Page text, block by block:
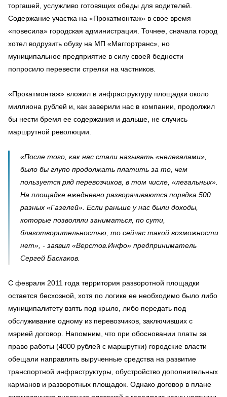
торгашей, услужливо готовящих обеды для водителей.
Содержание участка на «Прокатмонтаж» в свое время
«повесила» городская администрация. Точнее, сначала город
хотел водрузить обузу на МП «Маггортранс», но
муниципальное предприятие в силу своей бедности
попросило перевести стрелки на частников.
«Прокатмонтаж» вложил в инфраструктуру площадки около
миллиона рублей и, как заверили нас в компании, продолжил
бы нести бремя ее содержания и дальше, не случись
маршрутной революции.
«После того, как нас стали называть «нелегалами»,
было бы глупо продолжать платить за то, чем
пользуется ряд перевозчиков, в том числе, «легальных».
На площадке ежедневно разворачиваются порядка 500
разных «Газелей». Если раньше у нас были доходы,
которые позволяли заниматься, по сути,
благотворительностью, то сейчас такой возможности
нет», - заявил «Верстов.Инфо» предприниматель
Сергей Баскаков.
С февраля 2011 года территория разворотной площадки
остается бесхозной, хотя по логике ее необходимо было либо
муниципалитету взять под крыло, либо передать под
обслуживание одному из перевозчиков, заключивших с
мэрией договор. Напомним, что при обосновании платы за
право работы (4000 рублей с маршрутки) городские власти
обещали направлять вырученные средства на развитие
транспортной инфраструктуры, обустройство дополнительных
карманов и разворотных площадок. Однако договор в плане